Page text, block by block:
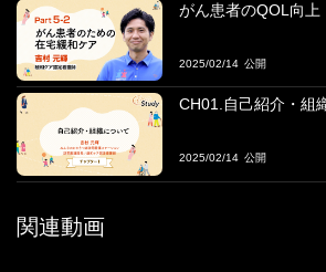
■登壇者
吉村 元輝氏
みんなのかかりつけ訪問看護ステーション
ア認定看護師
1983年生まれ、愛知県出身。2005年3月、
属名古屋看護助産学校を卒業。
管理者経験はなかったものの、理想の訪問
る中でデザインケアと出会い、2018年4月に
がん患者のQOL向上
2025/02/14
CH01.自己紹介・組
2025/02/14
関連動画